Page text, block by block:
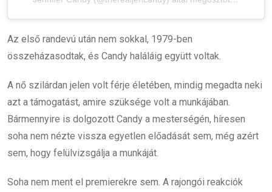
Az első randevú után nem sokkal, 1979-ben
összeházasodtak, és Candy haláláig együtt voltak.
A nő szilárdan jelen volt férje életében, mindig megadta neki
azt a támogatást, amire szüksége volt a munkájában.
Bármennyire is dolgozott Candy a mesterségén, híresen
soha nem nézte vissza egyetlen előadását sem, még azért
sem, hogy felülvizsgálja a munkáját.
Soha nem ment el premierekre sem. A rajongói reakciók